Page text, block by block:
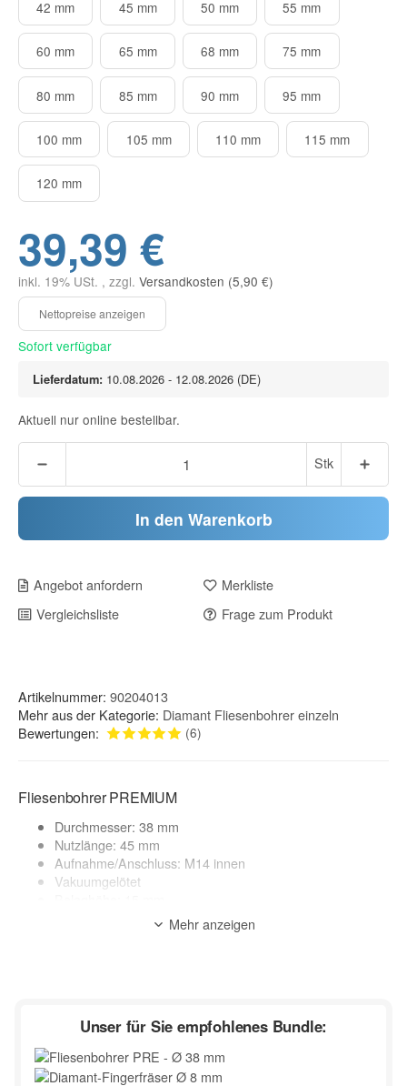
42 mm 45 mm 50 mm 55 mm
60 mm 65 mm 68 mm 75 mm
80 mm 85 mm 90 mm 95 mm
100 mm 105 mm 110 mm 115 mm
120 mm
39,39 €
inkl. 19% USt. , zzgl. Versandkosten (5,90 €)
Sofort verfügbar
Lieferdatum: 10.08.2026 - 12.08.2026 (DE)
Aktuell nur online bestellbar.
Stk
In den Warenkorb
Angebot anfordern
Merkliste
Vergleichsliste
Frage zum Produkt
Artikelnummer: 90204013
Mehr aus der Kategorie: Diamant Fliesenbohrer einzeln
Bewertungen:
(6)
Fliesenbohrer PREMIUM
Durchmesser: 38 mm
Nutzlänge: 45 mm
Aufnahme/Anschluss: M14 innen
Vakuumgelötet
geeignete Maschinen: Elektro- und Akku-Winkelschleifern
Anwendung: Trocken
zur Beschreibung
Mehr anzeigen
Unser für Sie empfohlenes Bundle: